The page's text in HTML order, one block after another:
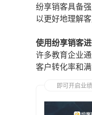
纷享销客具备
以更好地理解
使用纷享销客
许多教育企业
客户转化率和
即可开启业